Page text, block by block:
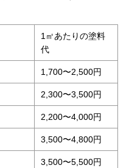
1㎡あたりの塗料
代
1,700〜2,500円
2,300〜3,500円
2,200〜4,000円
3,500〜4,800円
3,500〜5,500円